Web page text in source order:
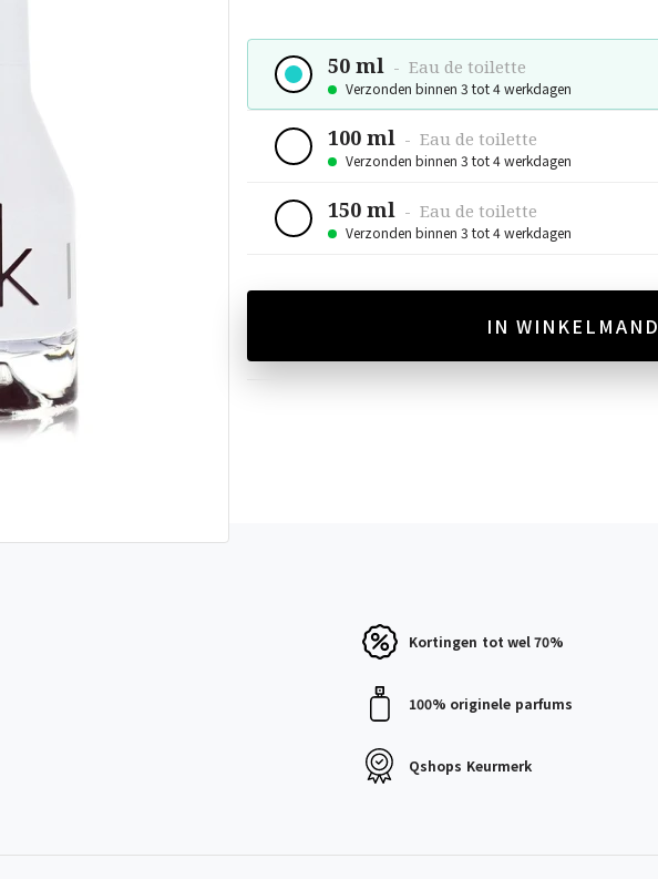
50 ml - Eau de toilette
Verzonden binnen 3 tot 4 werkdagen
100 ml - Eau de toilette
Verzonden binnen 3 tot 4 werkdagen
150 ml - Eau de toilette
Verzonden binnen 3 tot 4 werkdagen
IN WINKELMAND
Kortingen tot wel 70%
100% originele parfums
Qshops Keurmerk